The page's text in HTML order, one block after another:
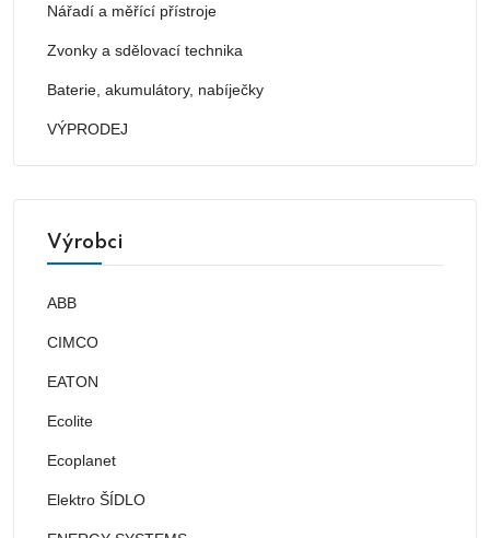
Nářadí a měřící přístroje
Zvonky a sdělovací technika
Baterie, akumulátory, nabíječky
VÝPRODEJ
Výrobci
ABB
CIMCO
EATON
Ecolite
Ecoplanet
Elektro ŠÍDLO